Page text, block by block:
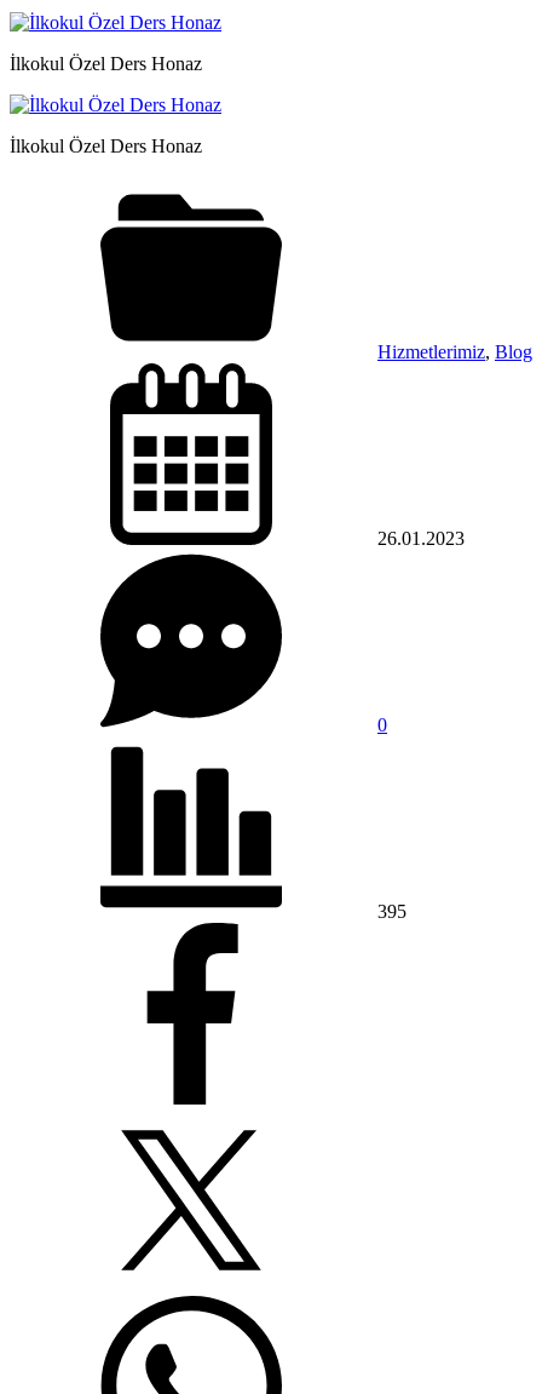
İlkokul Özel Ders Honaz
İlkokul Özel Ders Honaz
Hizmetlerimiz, Blog
26.01.2023
0
395